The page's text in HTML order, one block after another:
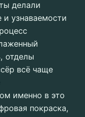
делали
и узнаваемости
отделы
всё чаще
именно в это
покраска,